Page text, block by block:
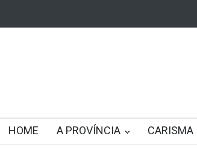
HOME A PROVÍNCIA CARISMA